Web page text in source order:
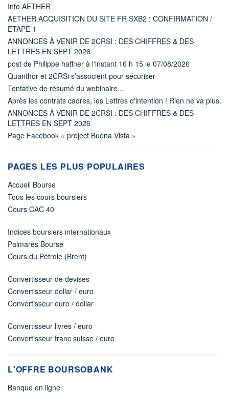
Info AETHER
AETHER ACQUISITION DU SITE FR SXB2 : CONFIRMATION /
ETAPE 1
ANNONCES À VENIR DE 2CRSI : DES CHIFFRES & DES
LETTRES EN SEPT 2026
post de Philippe haffner à l'instant 16 h 15 le 07/08/2026
Quanthor et 2CRSi s’associent pour sécuriser
Tentative de résumé du webinaire...
Après les contrats cadres, les Lettres d'intention ! Rien ne va plus.
ANNONCES À VENIR DE 2CRSI : DES CHIFFRES & DES
LETTRES EN SEPT 2026
Page Facebook « project Buena Vista »
PAGES LES PLUS POPULAIRES
Accueil Bourse
Tous les cours boursiers
Cours CAC 40
Indices boursiers internationaux
Palmarès Bourse
Cours du Pétrole (Brent)
Convertisseur de devises
Convertisseur dollar / euro
Convertisseur euro / dollar
Convertisseur livres / euro
Convertisseur franc suisse / euro
L'OFFRE BOURSOBANK
Banque en ligne